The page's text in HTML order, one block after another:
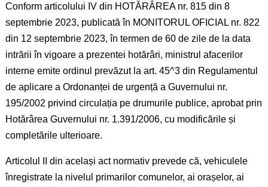
Conform articolului IV din HOTĂRÂREA nr. 815 din 8
septembrie 2023, publicată în MONITORUL OFICIAL nr. 822
din 12 septembrie 2023, în termen de 60 de zile de la data
intrării în vigoare a prezentei hotărâri, ministrul afacerilor
interne emite ordinul prevăzut la art. 45^3 din Regulamentul
de aplicare a Ordonanței de urgență a Guvernului nr.
195/2002 privind circulația pe drumurile publice, aprobat prin
Hotărârea Guvernului nr. 1.391/2006, cu modificările și
completările ulterioare.
Articolul II din același act normativ prevede că, vehiculele
înregistrate la nivelul primarilor comunelor, ai orașelor, ai